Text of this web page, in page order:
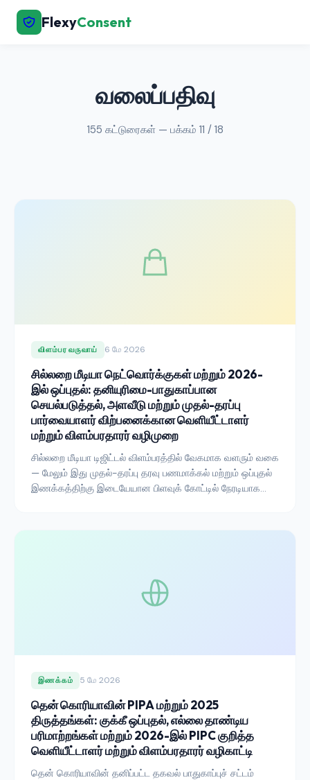
FlexyConsent
← முகப்புக்குத் திரும்பு
வலைப்பதிவு
155 கட்டுரைகள் — பக்கம் 11 / 18
விளம்பர வருவாய் 6 மே 2026
சில்லறை மீடியா நெட்வொர்க்குகள் மற்றும் 2026-
இல் ஒப்புதல்: தனியுரிமை-பாதுகாப்பான
செயல்படுத்தல், அளவீடு மற்றும் முதல்-தரப்பு
பார்வையாளர் விற்பனைக்கான வெளியீட்டாளர்
மற்றும் விளம்பரதாரர் வழிமுறை
சில்லறை மீடியா டிஜிட்டல் விளம்பரத்தில் வேகமாக வளரும் வகை
— மேலும் இது முதல்-தரப்பு தரவு பணமாக்கல் மற்றும் ஒப்புதல்
இணக்கத்திற்கு இடையேயான பிளவுக் கோட்டில் நேரடியாக
ஒழுங்குமுறை இடறல்களில் காலடி வைக்காமல் சில்லறை மீடியா
இணக்கம் 5 மே 2026
தென் கொரியாவின் PIPA மற்றும் 2025
திருத்தங்கள்: குக்கீ ஒப்புதல், எல்லை தாண்டிய
பரிமாற்றங்கள் மற்றும் 2026-இல் PIPC குறித்த
வெளியீட்டாளர் மற்றும் விளம்பரதாரர் வழிகாட்டி
தென் கொரியாவின் தனிப்பட்ட தகவல் பாதுகாப்புச் சட்டம்